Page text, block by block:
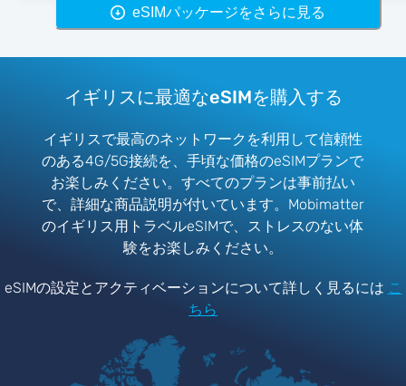
eSIMパッケージをさらに見る
イギリスに最適なeSIMを購入する
イギリスで最高のネットワークを利用して信頼性
のある4G/5G接続を、手頃な価格のeSIMプランで
お楽しみください。すべてのプランは事前払い
で、詳細な商品説明が付いています。Mobimatter
のイギリス用トラベルeSIMで、ストレスのない体
験をお楽しみください。
eSIMの設定とアクティベーションについて詳しく見るには こ
ちら